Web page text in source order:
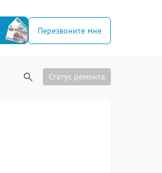
Перезвоните мне
Статус ремонта